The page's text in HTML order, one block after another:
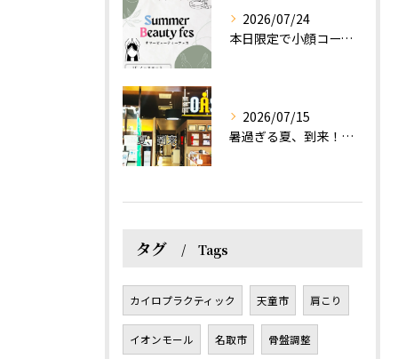
2026/07/24
本日限定で小顔コース体験(ワンコイン)実施します！
2026/07/15
暑過ぎる夏、到来！だるさを感じる方は、結構不足！？
タグ Tags
カイロプラクティック 天童市 肩こり
イオンモール 名取市 骨盤調整